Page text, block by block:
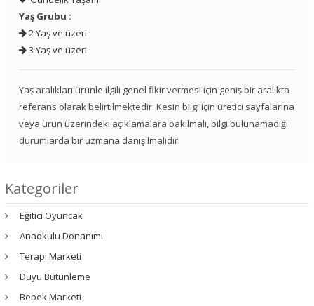
Yaş Grubu :
2 Yaş ve üzeri
3 Yaş ve üzeri
Yaş aralıkları ürünle ilgili genel fikir vermesi için geniş bir aralıkta
referans olarak belirtilmektedir. Kesin bilgi için üretici sayfalarına
veya ürün üzerindeki açıklamalara bakılmalı, bilgi bulunamadığı
durumlarda bir uzmana danışılmalıdır.
Kategoriler
Eğitici Oyuncak
Anaokulu Donanımı
Terapi Marketi
Duyu Bütünleme
Bebek Marketi